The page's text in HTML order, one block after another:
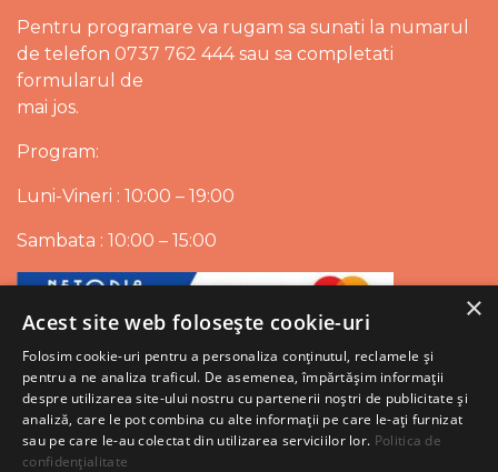
Pentru programare va rugam sa sunati la numarul
de telefon 0737 762 444 sau sa completati
formularul de
mai jos.
Program:
Luni-Vineri : 10:00 – 19:00
Sambata : 10:00 – 15:00
×
Acest site web folosește cookie-uri
Folosim cookie-uri pentru a personaliza conținutul, reclamele și
pentru a ne analiza traficul. De asemenea, împărtășim informații
despre utilizarea site-ului nostru cu partenerii noștri de publicitate și
analiză, care le pot combina cu alte informații pe care le-ați furnizat
sau pe care le-au colectat din utilizarea serviciilor lor. Politica de
confidențialitate